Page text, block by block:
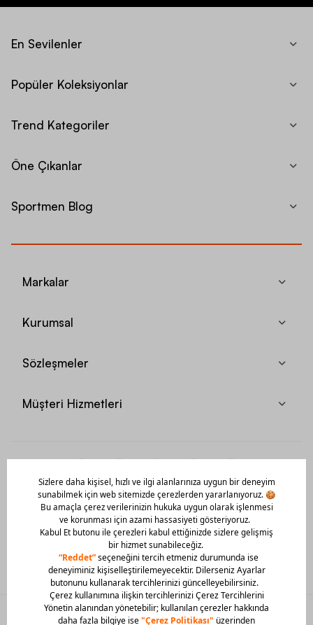
En Sevilenler
Popüler Koleksiyonlar
Trend Kategoriler
Öne Çıkanlar
Sportmen Blog
Markalar
Kurumsal
Sözleşmeler
Müşteri Hizmetleri
Mobil Uygulamamızı Hemen İndir!